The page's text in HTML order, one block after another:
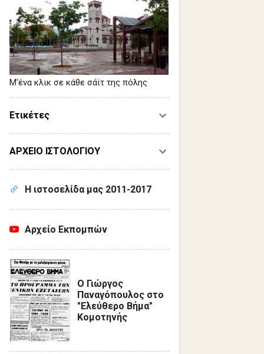
Μ'ένα κλικ σε κάθε σάϊτ της πόλης
Ετικέτες
ΑΡΧΕΙΟ ΙΣΤΟΛΟΓΙΟΥ
Η ιστοσελίδα μας 2011-2017
Αρχείο Εκπομπών
Ο Γιώργος
Παναγόπουλος στο
"Ελεύθερο Βήμα"
Κομοτηνής